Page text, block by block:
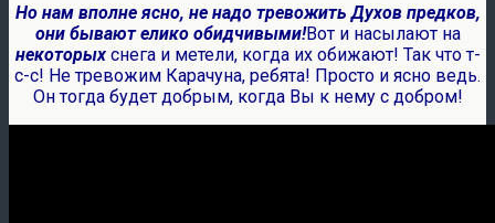
Но нам вполне ясно, не надо тревожить Духов предков,
они бывают елико обидчивыми!Вот и насылают на
некоторыхснега и метели, когда их обижают! Так что т-
с-с! Не тревожим Карачуна, ребята! Просто и ясно ведь.
Он тогда будет добрым, когда Вы к нему с добром!